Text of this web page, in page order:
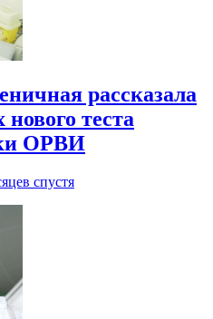
рассказала
теста
ОРВИ
спустя